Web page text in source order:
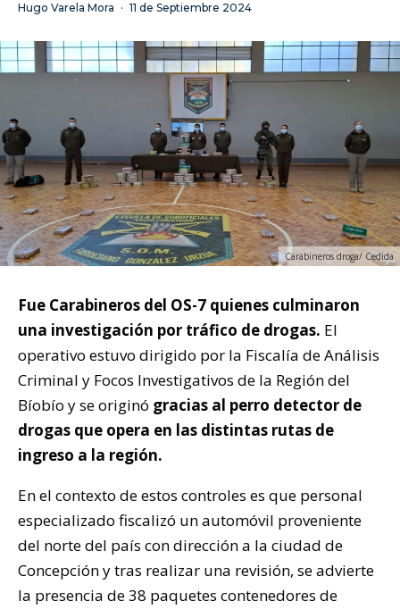
Hugo Varela Mora · 11 de Septiembre 2024
Carabineros droga/ Cedida
Fue Carabineros del OS-7 quienes culminaron
una investigación por tráfico de drogas. El
operativo estuvo dirigido por la Fiscalía de Análisis
Criminal y Focos Investigativos de la Región del
Bíobío y se originó gracias al perro detector de
drogas que opera en las distintas rutas de
ingreso a la región.
En el contexto de estos controles es que personal
especializado fiscalizó un automóvil proveniente
del norte del país con dirección a la ciudad de
Concepción y tras realizar una revisión, se advierte
la presencia de 38 paquetes contenedores de